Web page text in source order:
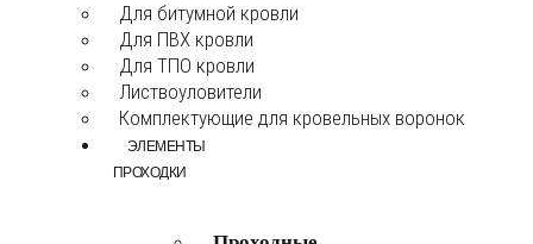
Для битумной кровли
Для ПВХ кровли
Для ТПО кровли
Листвоуловители
Комплектующие для кровельных воронок
ЭЛЕМЕНТЫ
ПРОХОДКИ